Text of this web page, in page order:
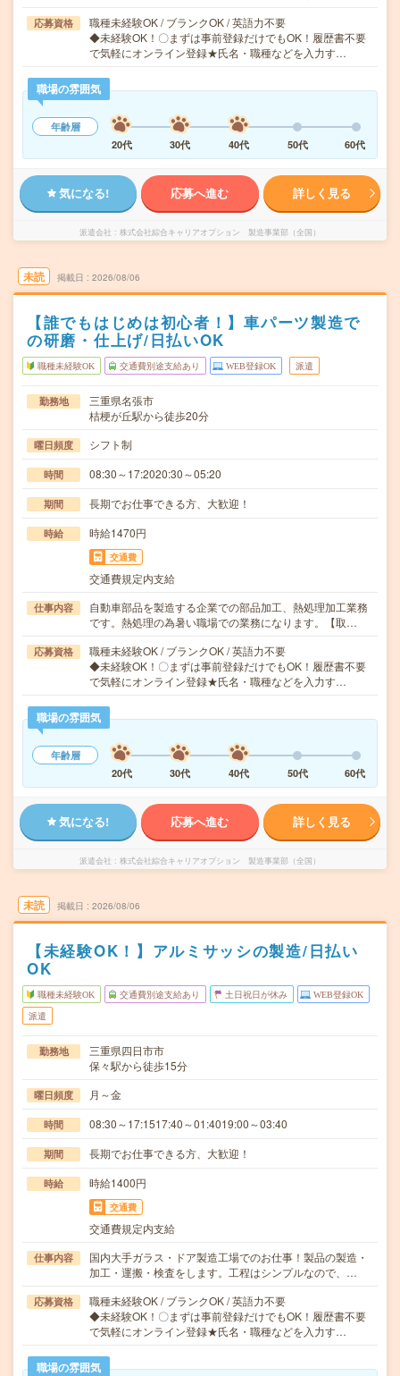
応募資格
職種未経験OK / ブランクOK / 英語力不要
◆未経験OK！〇まずは事前登録だけでもOK！履歴書不要
で気軽にオンライン登録★氏名・職種などを入力す…
職場の雰囲気
年齢層
20代
30代 40代 50代 60代
気になる! 応募へ進む 詳しく見る
派遣会社 株式会社綜合キャリアオプション 製造事業部（全国）
未読 掲載日 2026/08/06
【誰でもはじめは初心者！】車パーツ製造で
の研磨・仕上げ/日払いOK
職種未経験OK 交通費別途支給あり WEB登録OK 派遣
勤務地
三重県名張市
桔梗が丘駅から徒歩20分
曜日頻度 シフト制
時間 08:30～17:2020:30～05:20
期間 長期でお仕事できる方、大歓迎！
時給 時給1470円
交通費
交通費規定内支給
仕事内容
自動車部品を製造する企業での部品加工、熱処理加工業務
です。熱処理の為暑い職場での業務になります。【取…
応募資格
職種未経験OK / ブランクOK / 英語力不要
◆未経験OK！〇まずは事前登録だけでもOK！履歴書不要
で気軽にオンライン登録★氏名・職種などを入力す…
職場の雰囲気
年齢層
20代
30代 40代 50代 60代
気になる! 応募へ進む 詳しく見る
派遣会社 株式会社綜合キャリアオプション 製造事業部（全国）
未読 掲載日 2026/08/06
【未経験OK！】アルミサッシの製造/日払い
OK
職種未経験OK 交通費別途支給あり 土日祝日が休み WEB登録OK
派遣
勤務地
三重県四日市市
保々駅から徒歩15分
曜日頻度 月～金
時間 08:30～17:1517:40～01:4019:00～03:40
期間 長期でお仕事できる方、大歓迎！
時給 時給1400円
交通費
交通費規定内支給
仕事内容
国内大手ガラス・ドア製造工場でのお仕事！製品の製造・
加工・運搬・検査をします。工程はシンプルなので、…
応募資格
職種未経験OK / ブランクOK / 英語力不要
◆未経験OK！〇まずは事前登録だけでもOK！履歴書不要
で気軽にオンライン登録★氏名・職種などを入力す…
職場の雰囲気